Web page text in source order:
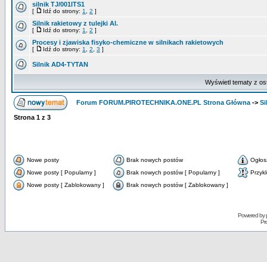
silnik TJ/001ITS1
[ Idź do strony: 1 2 ]
Silnik rakietowy z tulejki Al.
[ Idź do strony: 1 2 ]
Procesy i zjawiska fisyko-chemiczne w silnikach rakietowych
[ Idź do strony: 1 2 3 ]
Silnik AD4-TYTAN
Wyświetl tematy z
Forum FORUM.PIROTECHNIKA.ONE.PL Strona Główna ->
Strona 1 z 3
Nowe posty Brak nowych postów
Nowe posty [ Popularny ]
Brak nowych postów [ Popularny ]
Nowe posty [ Zablokowany ]
Brak nowych postów [ Zablokowany ]
Powered by